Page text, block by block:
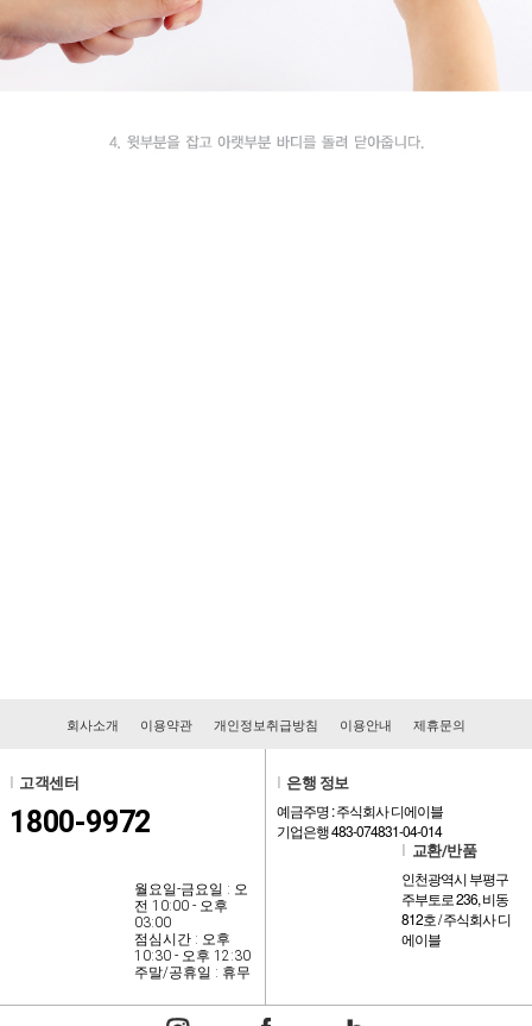
회사소개 이용약관 개인정보취급방침 이용안내 제휴문의
고객센터
1800-9972
월요일-금요일 : 오
전 10:00 - 오후
03:00
점심시간 : 오후
10:30 - 오후 12:30
주말/공휴일 : 휴무
은행 정보
예금주명 : 주식회사 디에이블
기업은행 483-074831-04-014
교환/반품
인천광역시 부평구
주부토로 236, 비동
812호 / 주식회사 디
에이블